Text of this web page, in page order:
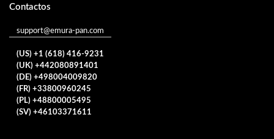
Contactos
support@emura-pan.com
(US) +1 (618) 416-9231
(UK) +442080891401
(DE) +498004009820
(FR) +33800960245
(PL) +48800005495
(SV) +46103371611